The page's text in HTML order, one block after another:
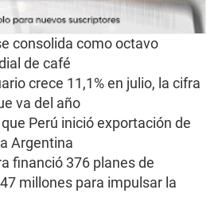
consolida como octavo
de café
crece 11,1% en julio, la cifra
va del año
Perú inició exportación de
Argentina
financió 376 planes de
millones para impulsar la